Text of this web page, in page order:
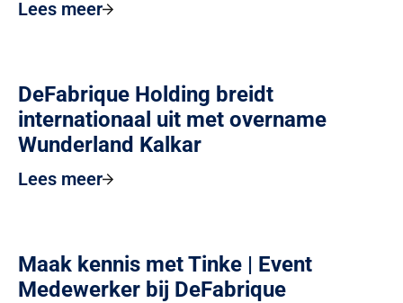
Lees meer
DeFabrique Holding breidt
internationaal uit met overname
Wunderland Kalkar
Lees meer
Maak kennis met Tinke | Event
Medewerker bij DeFabrique